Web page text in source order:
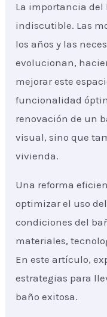
La importancia del
indiscutible. Las
los años y las
evolucionan,
mejorar este
funcionalidad
renovación de un
visual, sino que
vivienda.
Una reforma
optimizar el uso
condiciones del
materiales,
En este artículo,
estrategias para
baño exitosa.